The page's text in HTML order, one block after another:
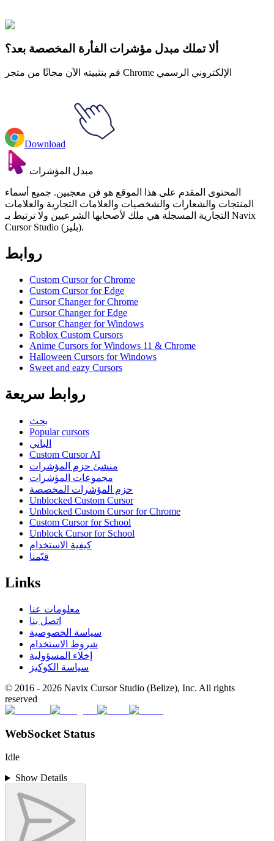
التيتانيوم
ألا تملك مبدل مؤشرات الفأرة المخصصة بعد؟
قم بتثبيته الآن مجانًا من متجر Chrome الإلكتروني الرسمي
Download
مبدل المؤشرات
المحتوى المقدم على هذا الموقع هو فن معجبين. جميع أسماء
المنتجات والشعارات والشخصيات والعلامات التجارية والعلامات
التجارية المسجلة هي ملك لأصحابها الشرعيين ولا ترتبط بـ Navix
Cursor Studio (بليز).
روابط
Custom Cursor for Chrome
Custom Cursor for Edge
Cursor Changer for Chrome
Cursor Changer for Edge
Cursor Changer for Windows
Roblox Custom Cursors
Anime Cursors for Windows 11 & Chrome
Halloween Cursors for Windows
Sweet and eazy Cursors
روابط سريعة
بحث
Popular cursors
الباني
Custom Cursor AI
منشئ حزم المؤشرات
مجموعات المؤشرات
حزم المؤشرات المخصصة
Unblocked Custom Cursor
Unblocked Custom Cursor for Chrome
Custom Cursor for School
Unblock Cursor for School
كيفية الاستخدام
قيّمنا
Links
معلومات عنا
اتصل بنا
سياسة الخصوصية
شروط الاستخدام
إخلاء المسؤولية
سياسة الكوكيز
© 2016 - 2026 Navix Cursor Studio (Belize), Inc. All rights
reserved
WebSocket Status
Idle
Show Details